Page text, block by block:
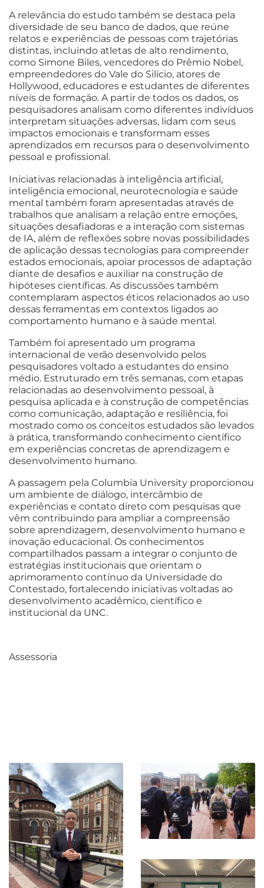
A relevância do estudo também se destaca pela
diversidade de seu banco de dados, que reúne
relatos e experiências de pessoas com trajetórias
distintas, incluindo atletas de alto rendimento,
como Simone Biles, vencedores do Prêmio Nobel,
empreendedores do Vale do Silício, atores de
Hollywood, educadores e estudantes de diferentes
níveis de formação. A partir de todos os dados, os
pesquisadores analisam como diferentes indivíduos
interpretam situações adversas, lidam com seus
impactos emocionais e transformam esses
aprendizados em recursos para o desenvolvimento
pessoal e profissional.
Iniciativas relacionadas à inteligência artificial,
inteligência emocional, neurotecnologia e saúde
mental também foram apresentadas através de
trabalhos que analisam a relação entre emoções,
situações desafiadoras e a interação com sistemas
de IA, além de reflexões sobre novas possibilidades
de aplicação dessas tecnologias para compreender
estados emocionais, apoiar processos de adaptação
diante de desafios e auxiliar na construção de
hipóteses científicas. As discussões também
contemplaram aspectos éticos relacionados ao uso
dessas ferramentas em contextos ligados ao
comportamento humano e à saúde mental.
Também foi apresentado um programa
internacional de verão desenvolvido pelos
pesquisadores voltado a estudantes do ensino
médio. Estruturado em três semanas, com etapas
relacionadas ao desenvolvimento pessoal, à
pesquisa aplicada e à construção de competências
como comunicação, adaptação e resiliência, foi
mostrado como os conceitos estudados são levados
à prática, transformando conhecimento científico
em experiências concretas de aprendizagem e
desenvolvimento humano.
A passagem pela Columbia University proporcionou
um ambiente de diálogo, intercâmbio de
experiências e contato direto com pesquisas que
vêm contribuindo para ampliar a compreensão
sobre aprendizagem, desenvolvimento humano e
inovação educacional. Os conhecimentos
compartilhados passam a integrar o conjunto de
estratégias institucionais que orientam o
aprimoramento contínuo da Universidade do
Contestado, fortalecendo iniciativas voltadas ao
desenvolvimento acadêmico, científico e
institucional da UNC.
Assessoria